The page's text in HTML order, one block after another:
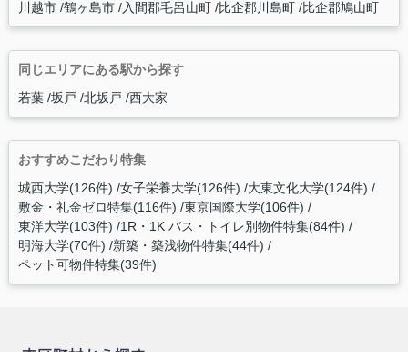
川越市 鶴ヶ島市 入間郡毛呂山町 比企郡川島町 比企郡鳩山町
同じエリアにある駅から探す
若葉 坂戸 北坂戸 西大家
おすすめこだわり特集
城西大学(126件) 女子栄養大学(126件) 大東文化大学(124件)
敷金・礼金ゼロ特集(116件) 東京国際大学(106件)
東洋大学(103件) 1R・1K バス・トイレ別物件特集(84件)
明海大学(70件) 新築・築浅物件特集(44件)
ペット可物件特集(39件)